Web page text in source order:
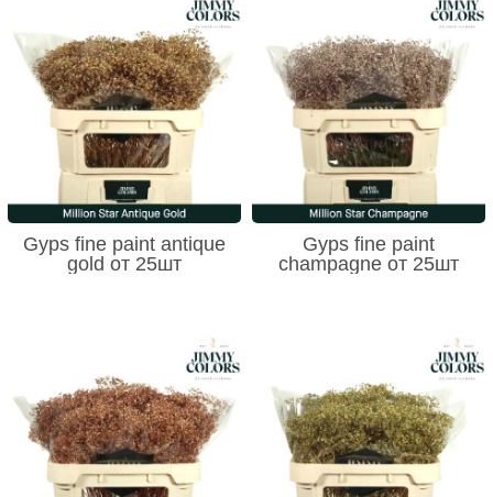
Gyps fine paint antique
gold от 25шт
Gyps fine paint
champagne от 25шт